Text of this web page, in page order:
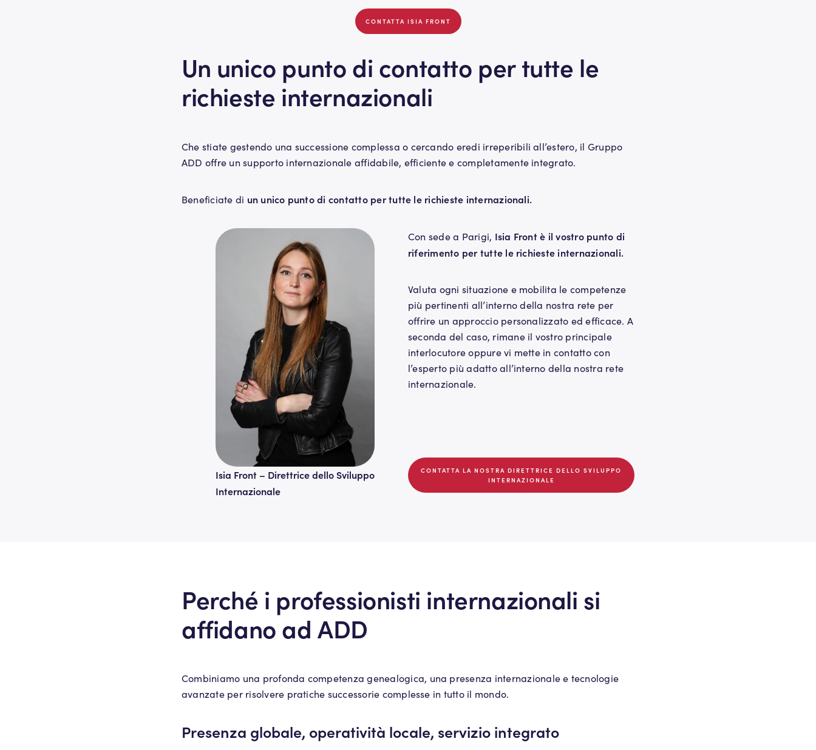
CONTATTA ISIA FRONT
Un unico punto di contatto per tutte le
richieste internazionali
Che stiate gestendo una successione complessa o cercando eredi irreperibili all’estero, il Gruppo
ADD offre un supporto internazionale affidabile, efficiente e completamente integrato.
Beneficiate di un unico punto di contatto per tutte le richieste internazionali.
Isia Front – Direttrice dello Sviluppo
Internazionale
Con sede a Parigi, Isia Front è il vostro punto di
riferimento per tutte le richieste internazionali.
Valuta ogni situazione e mobilita le competenze
più pertinenti all’interno della nostra rete per
offrire un approccio personalizzato ed efficace. A
seconda del caso, rimane il vostro principale
interlocutore oppure vi mette in contatto con
l’esperto più adatto all’interno della nostra rete
internazionale.
CONTATTA LA NOSTRA DIRETTRICE DELLO SVILUPPO
INTERNAZIONALE
Perché i professionisti internazionali si
affidano ad ADD
Combiniamo una profonda competenza genealogica, una presenza internazionale e tecnologie
avanzate per risolvere pratiche successorie complesse in tutto il mondo.
Presenza globale, operatività locale, servizio integrato